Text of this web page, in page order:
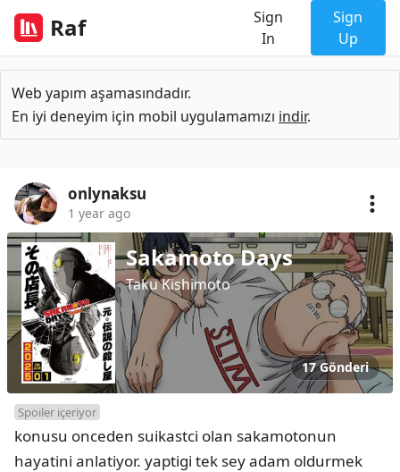
Raf
Sign
In
Sign
Up
Web yapım aşamasındadır.
En iyi deneyim için mobil uygulamamızı indir.
onlynaksu
1 year ago
Sakamoto Days
Taku Kishimoto
17 Gönderi
Spoiler içeriyor
konusu onceden suikastci olan sakamotonun
hayatini anlatiyor. yaptigi tek sey adam oldurmek